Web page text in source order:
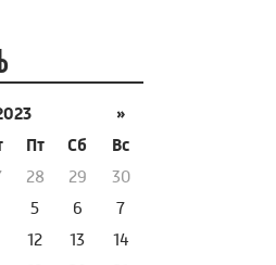
»
Пт Сб
Вс
28 29
30
5 6
7
12 13
14